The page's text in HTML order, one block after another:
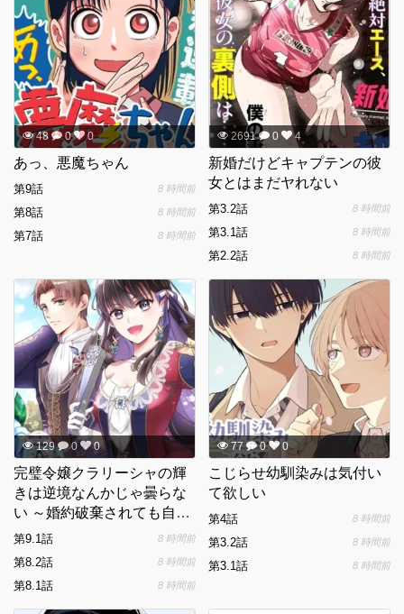
48 0 0
あっ、悪魔ちゃん
第9話 8 時間前
第8話 8 時間前
第7話 8 時間前
2691 0 4
新婚だけどキャプテンの彼
女とはまだヤれない
第3.2話 8 時間前
第3.1話 8 時間前
第2.2話 8 時間前
129 0 0
完璧令嬢クラリーシャの輝
きは逆境なんかじゃ曇らな
い ～婚約破棄されても自力
で幸せをつかめばよいので
第9.1話 8 時間前
第8.2話 8 時間前
第8.1話 8 時間前
77 0 0
こじらせ幼馴染みは気付い
て欲しい
第4話 8 時間前
第3.2話 8 時間前
第3.1話 8 時間前